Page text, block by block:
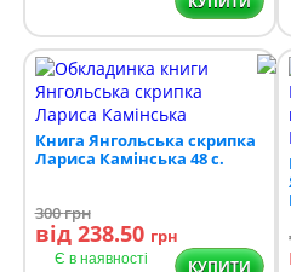
Книга Янгольська скрипка
Лариса Камінська 48 с.
300грн
від 238.50 грн
Є в наявності КУПИТИ